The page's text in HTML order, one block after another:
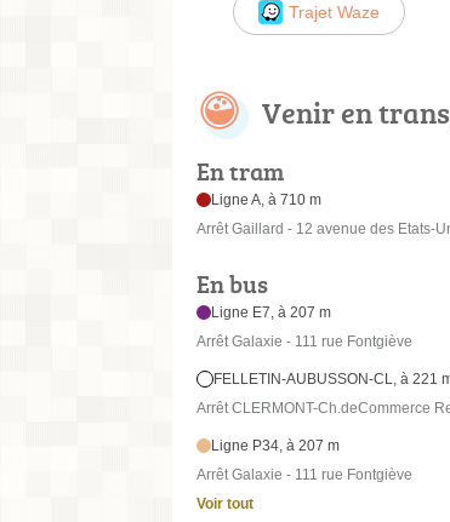
Trajet Waze
Venir en
En tram
Ligne A, à 710 m
Arrêt Gaillard - 12 avenue des Etats-
En bus
Ligne E7, à 207 m
Arrêt Galaxie - 111 rue Fontgiève
FELLETIN-AUBUSSON-CL, à 221
Arrêt CLERMONT-Ch.deCommerce
Ligne P34, à 207 m
Arrêt Galaxie - 111 rue Fontgiève
Voir tout